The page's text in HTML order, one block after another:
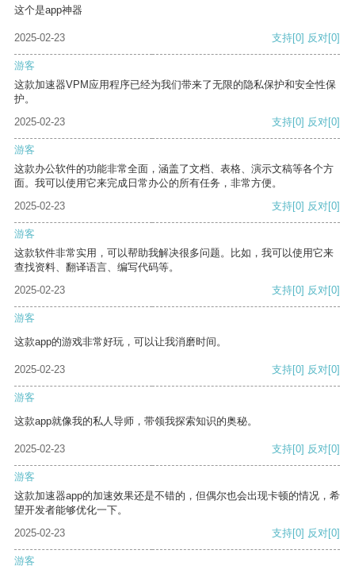
这个是app神器
2025-02-23 支持[0] 反对[0]
游客
这款加速器VPM应用程序已经为我们带来了无限的隐私保护和安全性保
护。
2025-02-23
支持[0] 反对[0]
游客
这款办公软件的功能非常全面，涵盖了文档、表格、演示文稿等各个方
面。我可以使用它来完成日常办公的所有任务，非常方便。
2025-02-23
支持[0] 反对[0]
游客
这款软件非常实用，可以帮助我解决很多问题。比如，我可以使用它来
查找资料、翻译语言、编写代码等。
2025-02-23
支持[0] 反对[0]
游客
这款app的游戏非常好玩，可以让我消磨时间。
2025-02-23 支持[0] 反对[0]
游客
这款app就像我的私人导师，带领我探索知识的奥秘。
2025-02-23 支持[0] 反对[0]
游客
这款加速器app的加速效果还是不错的，但偶尔也会出现卡顿的情况，希
望开发者能够优化一下。
2025-02-23
支持[0] 反对[0]
游客